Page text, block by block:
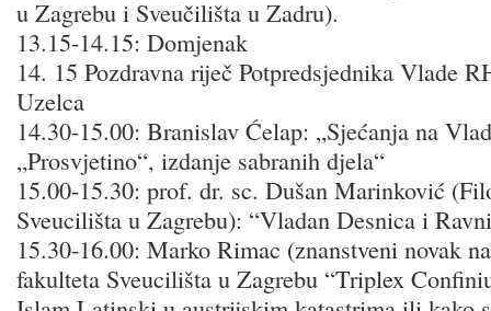
u Zagrebu i Sveučilišta u Zadru).
13.15-14.15: Domjenak
14. 15 Pozdravna riječ Potpredsjednika Vlade
Uzelca
14.30-15.00: Branislav Ćelap: „Sjećanja na
„Prosvjetino“, izdanje sabranih djela“
15.00-15.30: prof. dr. sc. Dušan Marinković
Sveucilišta u Zagrebu): “Vladan Desnica i
15.30-16.00: Marko Rimac (znanstveni novak
fakulteta Sveucilišta u Zagrebu “Triplex